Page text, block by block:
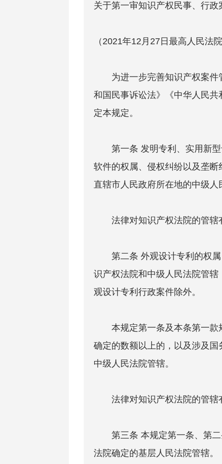
关于第一审知识产权民事、行
（2021年12月27日最高人民法
为进一步完善知识产权案件
和国民事诉讼法》《中华人民
定本规定。
第一条 发明专利、实用新型
软件的权属、侵权纠纷以及垄
直辖市人民政府所在地的中级
法律对知识产权法院的管辖
第二条 外观设计专利的权属
识产权法院和中级人民法院管
观设计专利行政案件除外。
本规定第一条及本条第一款
确定的数额以上的，以及涉及
中级人民法院管辖。
法律对知识产权法院的管辖
第三条 本规定第一条、第二
法院确定的基层人民法院管辖。